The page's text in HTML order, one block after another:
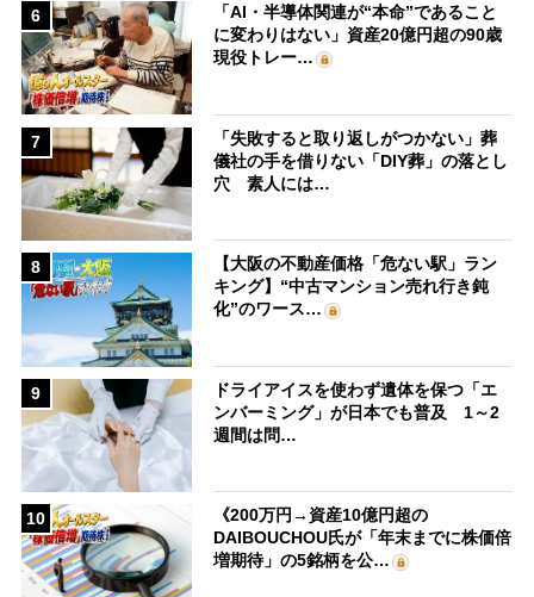
6
「AI・半導体関連が“本命”であること
に変わりはない」資産20億円超の90歳
現役トレー…
7
「失敗すると取り返しがつかない」葬
儀社の手を借りない「DIY葬」の落とし
穴 素人には…
8
【大阪の不動産価格「危ない駅」ラン
キング】“中古マンション売れ行き鈍
化”のワース…
9
ドライアイスを使わず遺体を保つ「エ
ンバーミング」が日本でも普及 1～2
週間は問…
10
《200万円→資産10億円超の
DAIBOUCHOU氏が「年末までに株価倍
増期待」の5銘柄を公…